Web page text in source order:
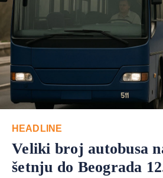
HEADLINE
Veliki broj autobusa
šetnju do Beograda